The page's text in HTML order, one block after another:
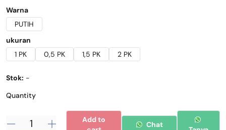
Warna
PUTIH
ukuran
1 PK
0,5 PK 1,5 PK 2 PK
Stok: -
Quantity
Add to
Chat